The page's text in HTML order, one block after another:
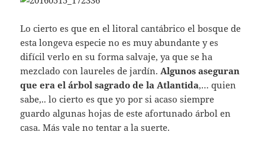
Lo cierto es que en el litoral cantábrico el bosque de
esta longeva especie no es muy abundante y es
difícil verlo en su forma salvaje, ya que se ha
mezclado con laureles de jardín.Algunos aseguran
que era el árbol sagrado de la Atlantida,… quien
sabe,.. lo cierto es que yo por si acaso siempre
guardo algunas hojas de este afortunado árbol en
casa. Más vale no tentar a la suerte.